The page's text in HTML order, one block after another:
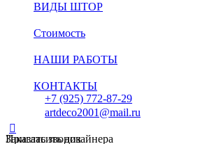
ВИДЫ ШТОР
Стоимость
НАШИ РАБОТЫ
КОНТАКТЫ
+7 (925) 772-87-29
artdeco2001@mail.ru
Пригласить дизайнера
Заказать звонок